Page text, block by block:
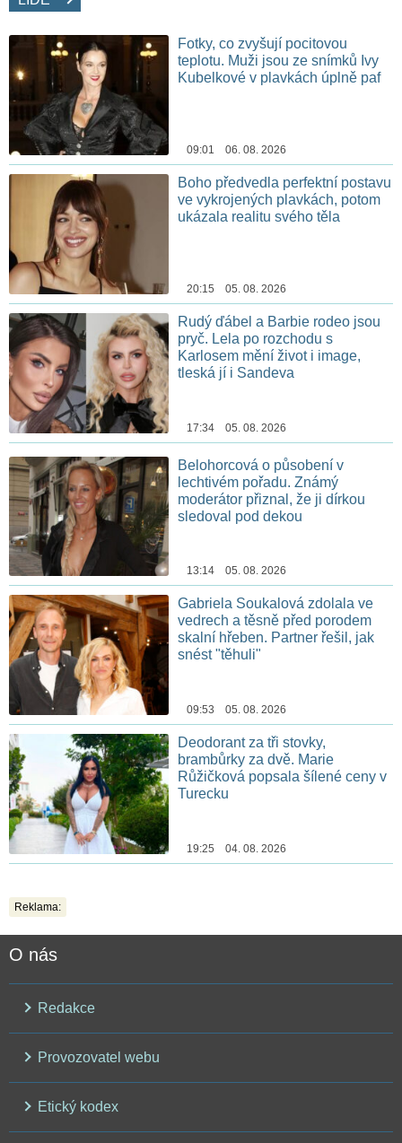
Fotky, co zvyšují pocitovou
teplotu. Muži jsou ze snímků Ivy
Kubelkové v plavkách úplně paf
09:01 06. 08. 2026
Boho předvedla perfektní postavu
ve vykrojených plavkách, potom
ukázala realitu svého těla
20:15 05. 08. 2026
Rudý ďábel a Barbie rodeo jsou
pryč. Lela po rozchodu s
Karlosem mění život i image,
tleská jí i Sandeva
17:34 05. 08. 2026
Belohorcová o působení v
lechtivém pořadu. Známý
moderátor přiznal, že ji dírkou
sledoval pod dekou
13:14 05. 08. 2026
Gabriela Soukalová zdolala ve
vedrech a těsně před porodem
skalní hřeben. Partner řešil, jak
snést "těhuli"
09:53 05. 08. 2026
Deodorant za tři stovky,
brambůrky za dvě. Marie
Růžičková popsala šílené ceny v
Turecku
19:25 04. 08. 2026
Reklama:
O nás
Redakce
Provozovatel webu
Etický kodex